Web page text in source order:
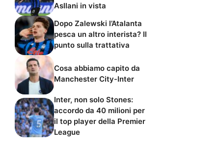
Asllani in vista
Dopo Zalewski l’Atalanta
pesca un altro interista? Il
punto sulla trattativa
Cosa abbiamo capito da
Manchester City-Inter
Inter, non solo Stones:
accordo da 40 milioni per
il top player della Premier
League